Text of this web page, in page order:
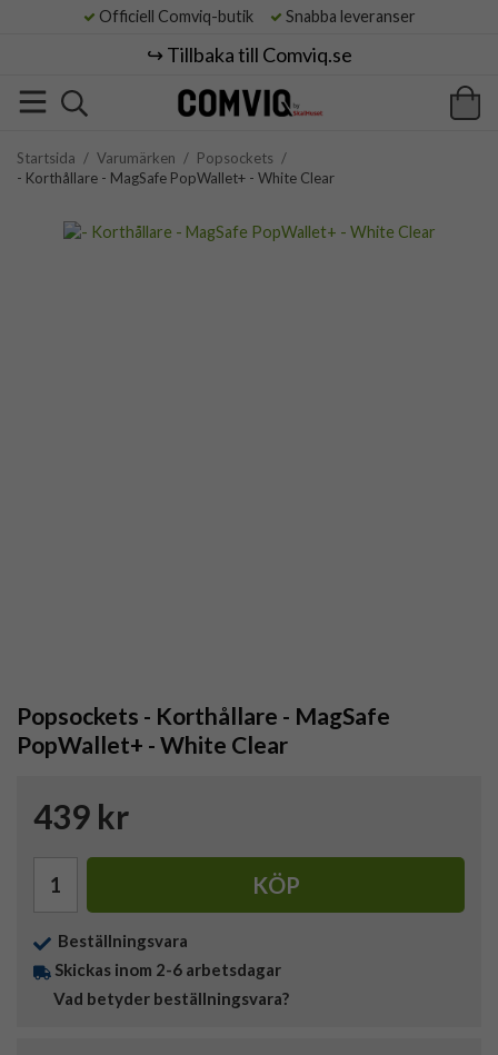
Officiell Comviq-butik Snabba leveranser
↪️ Tillbaka till Comviq.se
Startsida / Varumärken / Popsockets /
- Korthållare - MagSafe PopWallet+ - White Clear
Popsockets - Korthållare - MagSafe
PopWallet+ - White Clear
439 kr
KÖP
Beställningsvara
Skickas inom 2-6 arbetsdagar
Vad betyder beställningsvara?